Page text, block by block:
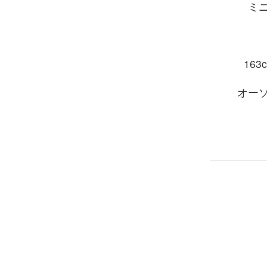
ミ
オー